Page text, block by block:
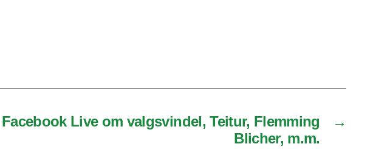
→
Facebook Live om valgsvindel, Teitur, Flemming
Blicher, m.m.